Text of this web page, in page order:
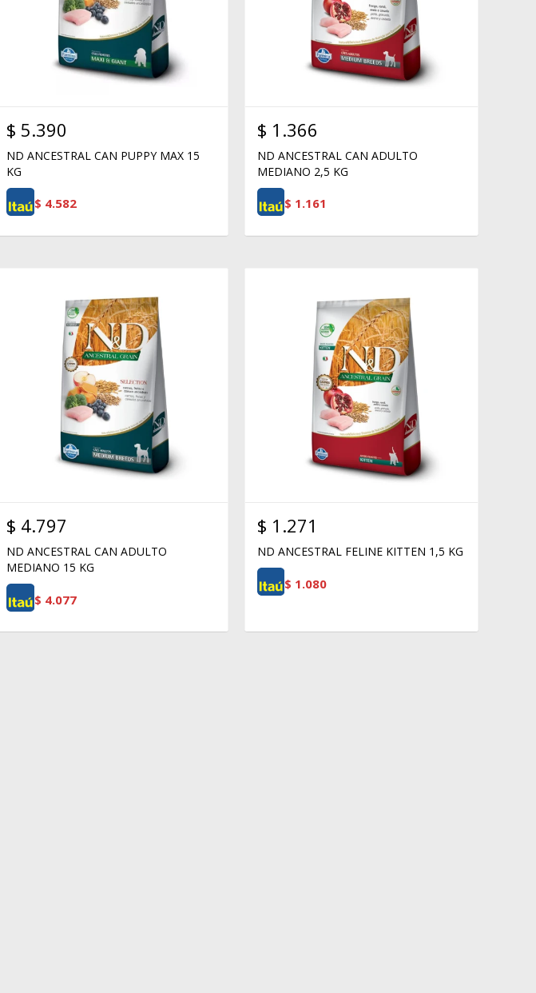
$ 5.390
ND ANCESTRAL CAN PUPPY MAX 15
KG
$ 4.582
$ 1.366
ND ANCESTRAL CAN ADULTO
MEDIANO 2,5 KG
$ 1.161
$ 4.797
ND ANCESTRAL CAN ADULTO
MEDIANO 15 KG
$ 4.077
$ 1.271
ND ANCESTRAL FELINE KITTEN 1,5 KG
$ 1.080